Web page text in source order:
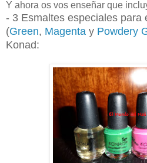
Y ahora os vos enseñar que
- 3 Esmaltes especiales para
(Green, Magenta y Powdery
Konad: